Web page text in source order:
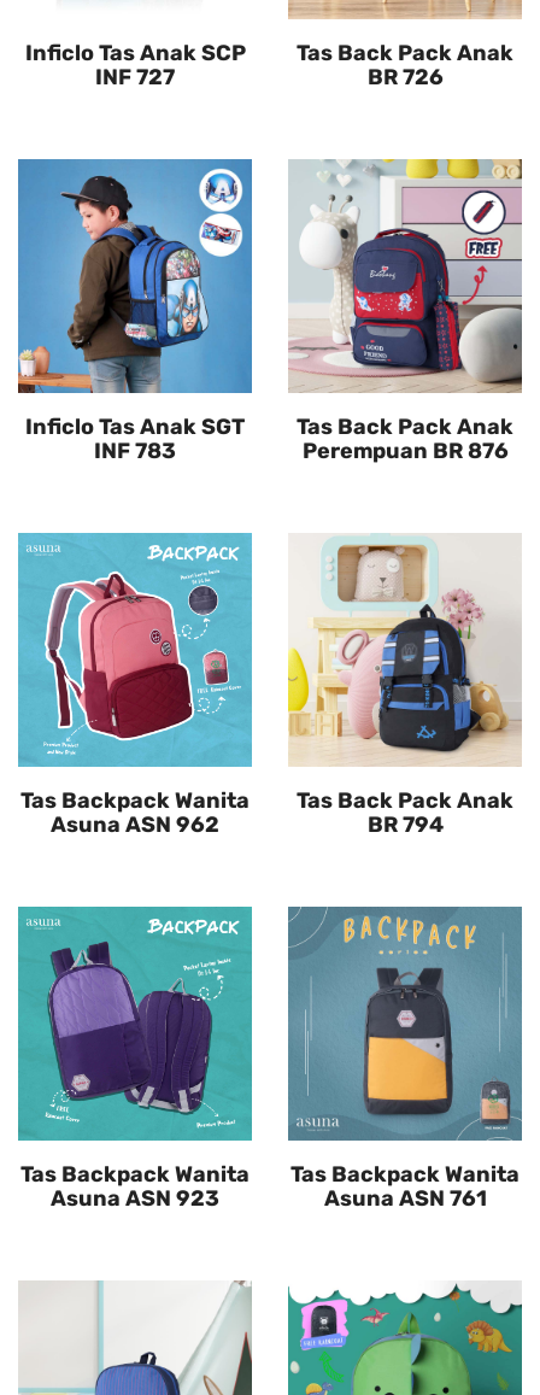
Inficlo Tas Anak SCP
INF 727
Tas Back Pack Anak
BR 726
Inficlo Tas Anak SGT
INF 783
Tas Back Pack Anak
Perempuan BR 876
Tas Backpack Wanita
Asuna ASN 962
Tas Back Pack Anak
BR 794
Tas Backpack Wanita
Asuna ASN 923
Tas Backpack Wanita
Asuna ASN 761